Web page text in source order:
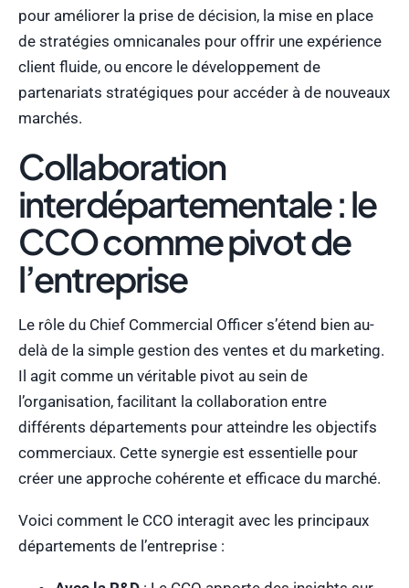
pour améliorer la prise de décision, la mise en place
de stratégies omnicanales pour offrir une expérience
client fluide, ou encore le développement de
partenariats stratégiques pour accéder à de nouveaux
marchés.
Collaboration
interdépartementale : le
CCO comme pivot de
l’entreprise
Le rôle du Chief Commercial Officer s’étend bien au-
delà de la simple gestion des ventes et du marketing.
Il agit comme un véritable pivot au sein de
l’organisation, facilitant la collaboration entre
différents départements pour atteindre les objectifs
commerciaux. Cette synergie est essentielle pour
créer une approche cohérente et efficace du marché.
Voici comment le CCO interagit avec les principaux
départements de l’entreprise :